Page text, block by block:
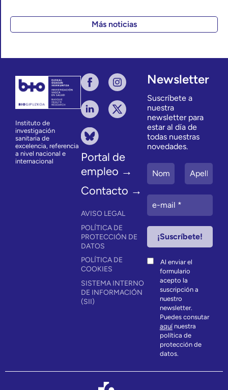
Más noticias
Instituto de
investigación
sanitaria de
excelencia, referencia
a nivel nacional e
internacional
Portal de
empleo →
Contacto →
AVISO LEGAL
POLÍTICA DE
PROTECCIÓN DE
DATOS
POLÍTICA DE
COOKIES
SISTEMA INTERNO
DE INFORMACIÓN
(SII)
Newsletter
Suscríbete a
nuestra
newsletter para
estar al día de
todas nuestras
novedades.
Al enviar el
formulario
acepto la
suscripción a
nuestro
newsletter.
Puedes consutar
aquínuestra
política de
protección de
datos.